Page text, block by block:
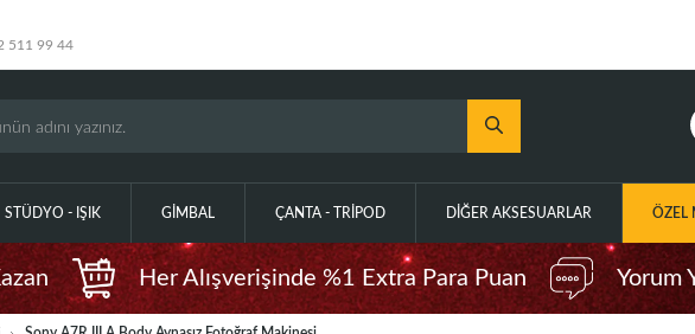
511 99 44
STÜDYO - IŞIK GIMBAL ÇANTA - TRIPOD DIĞER AKSESUARLAR ÖZEL
Her Alışverişinde %1 Extra Para Puan Yorum